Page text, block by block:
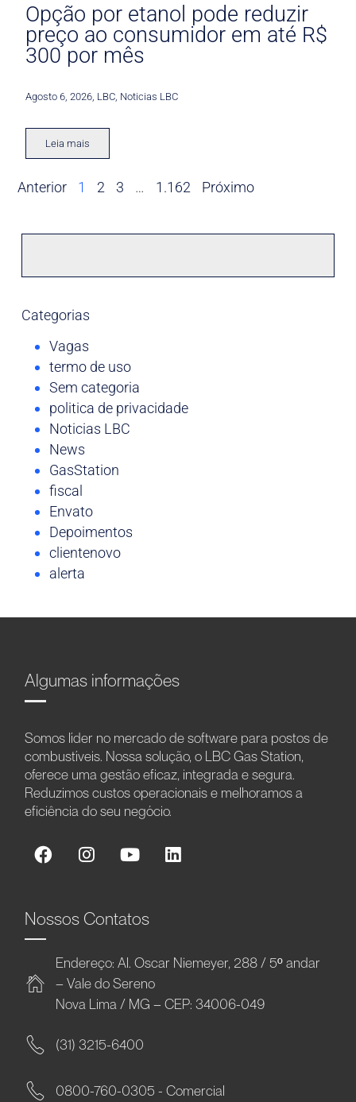
Opção por etanol pode reduzir
preço ao consumidor em até R$
300 por mês
Agosto 6, 2026 LBC Noticias LBC
Leia mais
Anterior 1 2 3 … 1.162 Próximo
Categorias
Vagas
termo de uso
Sem categoria
politica de privacidade
Noticias LBC
News
GasStation
fiscal
Envato
Depoimentos
clientenovo
alerta
Algumas informações
Somos líder no mercado de software para postos de
combustíveis. Nossa solução, o LBC Gas Station,
oferece uma gestão eficaz, integrada e segura.
Reduzimos custos operacionais e melhoramos a
eficiência do seu negócio.
Nossos Contatos
Endereço: Al. Oscar Niemeyer, 288 / 5º andar
– Vale do Sereno
Nova Lima / MG – CEP: 34006-049
(31) 3215-6400
0800-760-0305 - Comercial